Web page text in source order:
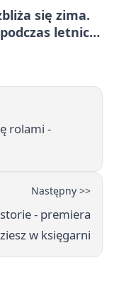
się zima.
letnich
rolami -
Następny >>
- premiera
w księgarni